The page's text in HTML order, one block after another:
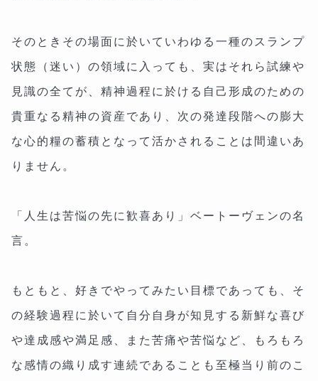
そのときその場面に於いていわゆる一種のスランプ
状態（迷い）の領域に入っても、実はそれら試練や
見識の全てが、精神過程に於ける自己形成のための
貴重なる精神の資産であり、次の発達段階への膨大
な心的糧の蓄積となって活かされることは間違いあ
りません。
「人生は苦悩の先に歓喜あり」ベートーヴェンの名
言。
もともと、好きでやってみたい目標であっても、そ
の経験過程に於いて自分自身が知見する新鮮な喜び
や達成感や満足感、また苦痛や苦悩など、もろもろ
な感情の織り成す連続であることも至極当り前のこ